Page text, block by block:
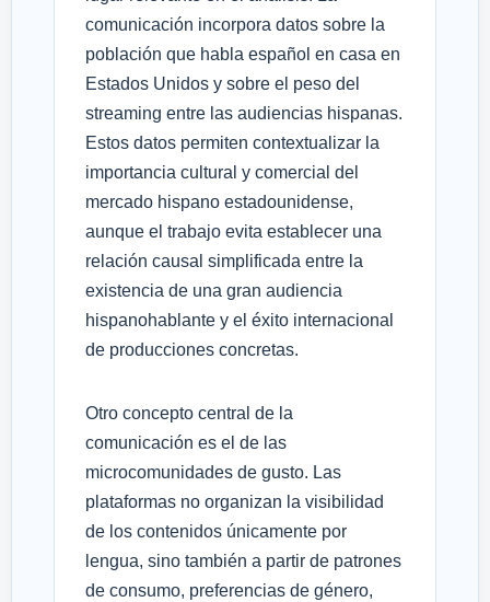
comunicación incorpora datos sobre la
población que habla español en casa en
Estados Unidos y sobre el peso del
streaming entre las audiencias hispanas.
Estos datos permiten contextualizar la
importancia cultural y comercial del
mercado hispano estadounidense,
aunque el trabajo evita establecer una
relación causal simplificada entre la
existencia de una gran audiencia
hispanohablante y el éxito internacional
de producciones concretas.
Otro concepto central de la
comunicación es el de las
microcomunidades de gusto. Las
plataformas no organizan la visibilidad
de los contenidos únicamente por
lengua, sino también a partir de patrones
de consumo, preferencias de género,